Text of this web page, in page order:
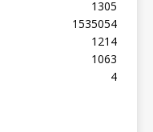
1063
4